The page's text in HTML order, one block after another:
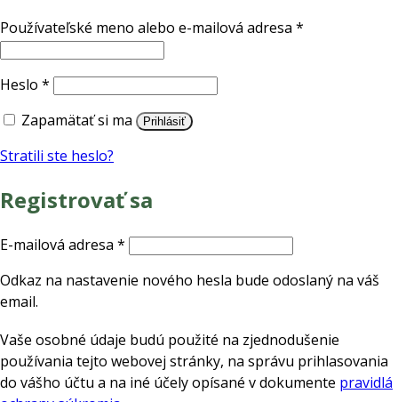
Používateľské meno alebo e-mailová adresa *
Heslo * Povinné
Zapamätať si ma
Prihlásiť
Stratili ste heslo?
Registrovať sa
E-mailová adresa * Povinné
Odkaz na nastavenie nového hesla bude odoslaný na váš
email.
Vaše osobné údaje budú použité na zjednodušenie
používania tejto webovej stránky, na správu prihlasovania
do vášho účtu a na iné účely opísané v dokumente pravidlá